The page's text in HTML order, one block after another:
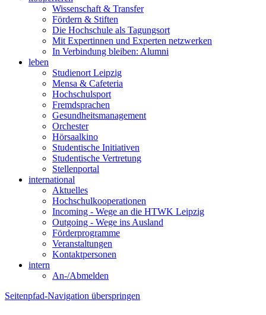
Wissenschaft & Transfer
Fördern & Stiften
Die Hochschule als Tagungsort
Mit Expertinnen und Experten netzwerken
In Verbindung bleiben: Alumni
leben
Studienort Leipzig
Mensa & Cafeteria
Hochschulsport
Fremdsprachen
Gesundheitsmanagement
Orchester
Hörsaalkino
Studentische Initiativen
Studentische Vertretung
Stellenportal
international
Aktuelles
Hochschulkooperationen
Incoming - Wege an die HTWK Leipzig
Outgoing - Wege ins Ausland
Förderprogramme
Veranstaltungen
Kontaktpersonen
intern
An-/Abmelden
Seitenpfad-Navigation überspringen